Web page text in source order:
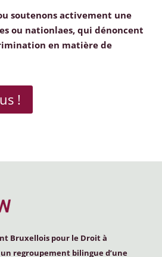
soutenons activement une
ou nationlaes, qui dénoncent
en matière de
!
Bruxellois pour le Droit à
un regroupement bilingue d’une